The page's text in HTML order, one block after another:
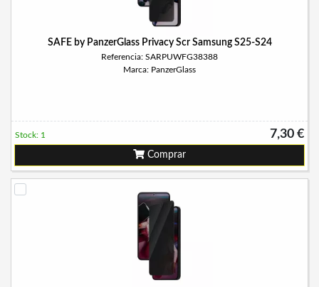
SAFE by PanzerGlass Privacy Scr Samsung S25-S24
Referencia: SARPUWFG38388
Marca: PanzerGlass
7,30 €
Stock: 1
Comprar